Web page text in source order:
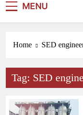
MENU
Home SED
Tag: SED